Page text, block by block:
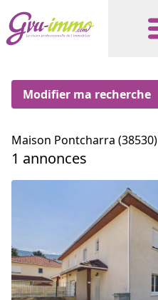
Modifier ma recherche
Maison Pontcharra (38530)
1 annonces